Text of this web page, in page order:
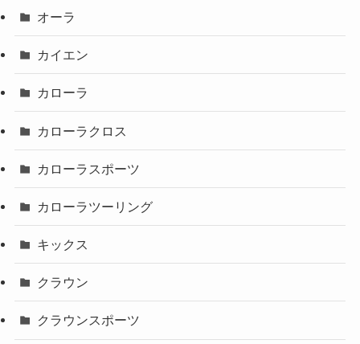
オーラ
カイエン
カローラ
カローラクロス
カローラスポーツ
カローラツーリング
キックス
クラウン
クラウンスポーツ